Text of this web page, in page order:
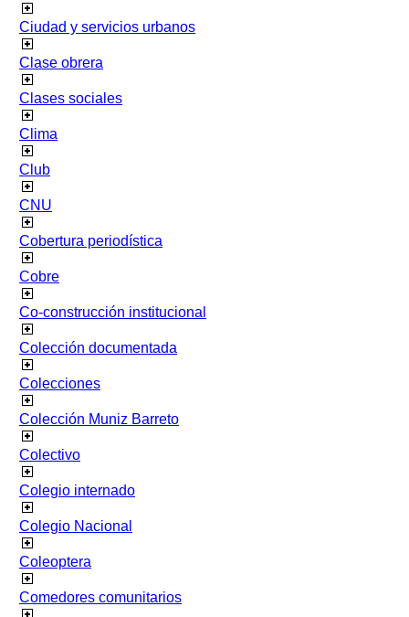
Ciudad y servicios urbanos
Clase obrera
Clases sociales
Clima
Club
CNU
Cobertura periodística
Cobre
Co-construcción institucional
Colección documentada
Colecciones
Colección Muniz Barreto
Colectivo
Colegio internado
Colegio Nacional
Coleoptera
Comedores comunitarios